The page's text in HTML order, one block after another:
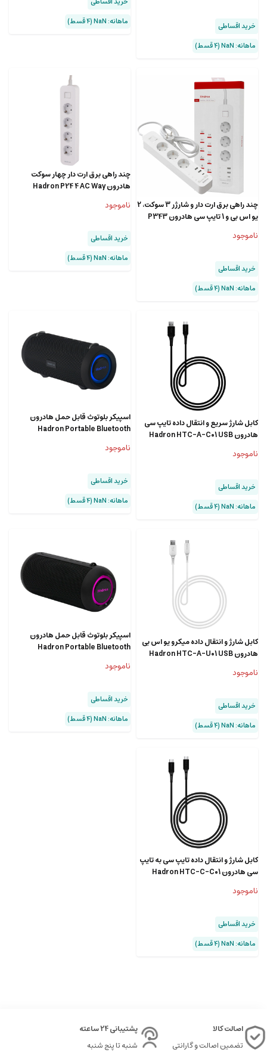
خرید اقساطی
ماهانه: NaN (۴ قسط)
ماهانه: NaN (۴ قسط)
چند راهی برق ارت دار و شارژر 3 سوکت، 2
یو اس بی و 1 تایپ سی هادرون P343
ناموجود
خرید اقساطی
ماهانه: NaN (۴ قسط)
چند راهی برق ارت دار چهار سوکت
هادرون Hadron P24 4 AC Way
ناموجود
خرید اقساطی
ماهانه: NaN (۴ قسط)
کابل شارژ سریع و انتقال داده تایپ سی
هادرون Hadron HTC-A-C01 USB
ناموجود
خرید اقساطی
ماهانه: NaN (۴ قسط)
اسپیکر بلوتوث قابل حمل هادرون
Hadron Portable Bluetooth
ناموجود
خرید اقساطی
ماهانه: NaN (۴ قسط)
کابل شارژ و انتقال داده میکرو یو اس بی
هادرون Hadron HTC-A-U01 USB
ناموجود
خرید اقساطی
ماهانه: NaN (۴ قسط)
اسپیکر بلوتوث قابل حمل هادرون
Hadron Portable Bluetooth
ناموجود
خرید اقساطی
ماهانه: NaN (۴ قسط)
کابل شارژ و انتقال داده تایپ سی به تایپ
سی هادرون Hadron HTC-C-C01
ناموجود
خرید اقساطی
ماهانه: NaN (۴ قسط)
اصالت کالا
تضمین اصالت و گارانتی
پشتیبانی 24 ساعته
شنبه تا پنج شنبه